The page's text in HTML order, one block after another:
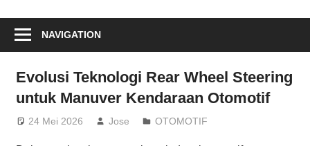
nasional
dalam
satu
platform
NAVIGATION
Evolusi Teknologi Rear Wheel Steering
untuk Manuver Kendaraan Otomotif
24 Mei 2026 Jose OTOMOTIF